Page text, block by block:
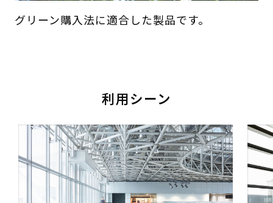
グリーン購入法に適合した製品です。
利用シーン